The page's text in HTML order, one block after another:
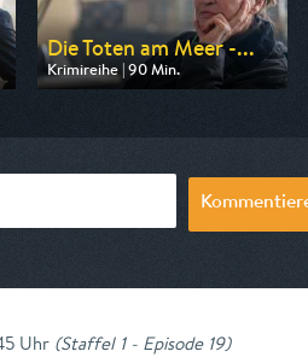
Die Toten am Meer -...
Krimireihe | 90 Min.
Ausgestrahlt von ARD
Uhr (Staffel 1 - Episode 19)